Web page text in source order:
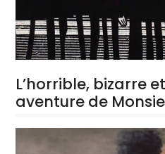
L’horrible, bizarre
aventure de